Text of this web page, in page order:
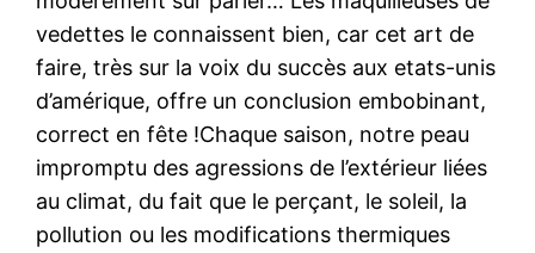
vedettes le connaissent bien, car cet art de
faire, très sur la voix du succès aux etats-unis
d’amérique, offre un conclusion embobinant,
correct en fête !Chaque saison, notre peau
impromptu des agressions de l’extérieur liées
au climat, du fait que le perçant, le soleil, la
pollution ou les modifications thermiques